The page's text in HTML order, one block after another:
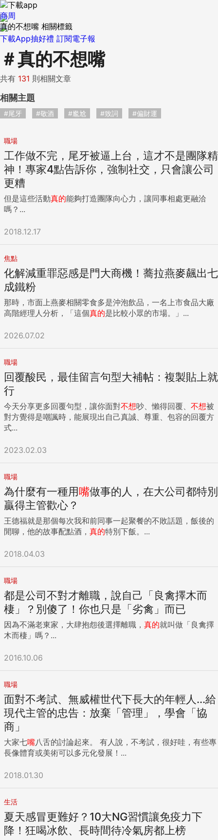
下載App抽好禮 訂閱電子報
商周
真的不想嘴 相關標籤
＃真的不想嘴
共有 131 則相關文章
相關主題
#尾牙 #敬酒 #尷尬 #致詞 #偏財運
職場
工作做不完，尾牙被逼上台，這才不是團隊精
神！專家4點告訴你，強制社交，只會讓公司
更糟
但是這些活動真的能夠打造團隊向心力，讓同事相處更融洽
嗎？...
2018.12.17
焦點
化解減重罪惡感是門大商機！蕎拉燕麥飆出七
成鐵粉
那時，市面上燕麥相關零食多是沖泡飲品，一名上市食品大廠
高階經理人分析，「這個真的是比較小眾的市場。」...
2026.07.02
職場
回覆酸民，最佳留言句型大補帖：複製貼上就
行
今天分享更多回覆句型，讓你面對不想吵、懶得回覆、 不想被
對方覺得是嘲諷時，能展現出自己真誠、尊重、包容的回覆方
式...
2023.02.03
職場
為什麼有一種用嘴做事的人，在大公司都特別
贏得主管歡心？
王德福就是那個每次我和前同事一起聚餐的不敗話題，飯後的
閒聊，他的故事配點酒， 真的特別下飯。...
2018.04.03
職場
都是公司不對才離職，說自己「良禽擇木而
棲」？別傻了！你也只是「劣禽」而已
因為不滿老東家，大肆抱怨後選擇離職， 真的就叫做「良禽擇
木而棲」嗎？...
2016.10.06
職場
面對不考試、無威權世代下長大的年輕人...給
現代主管的忠告：放棄「管理」，學會「協
商」
大家七嘴八舌的討論起來。 有人說，不考試，很好哇，有些專
長像體育或美術可以多元化發展！...
2018.01.30
生活
夏天感冒更難好？10大NG習慣讓免疫力下
降！狂喝冰飲、長時間待冷氣房都上榜